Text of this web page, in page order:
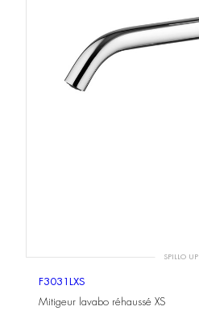
SPILLO UP
F3031LXS
Mitigeur lavabo réhaussé XS